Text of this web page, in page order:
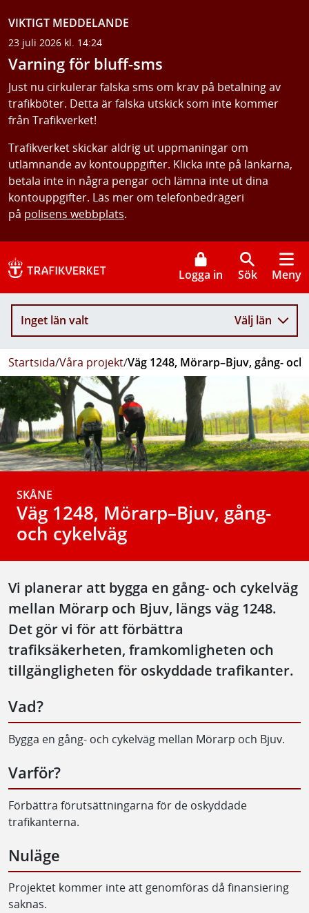
VIKTIGT MEDDELANDE
23 juli 2026 kl. 14:24
Varning för bluff-sms
Just nu cirkulerar falska sms om krav på betalning av
trafikböter. Detta är falska utskick som inte kommer
från Trafikverket!
Trafikverket skickar aldrig ut uppmaningar om
utlämnande av kontouppgifter. Klicka inte på länkarna,
betala inte in några pengar och lämna inte ut dina
kontouppgifter. Läs mer om telefonbedrägeri
på polisens webbplats.
Logga in Sök Meny
Inget län valt Välj län
Startsida/Våra projekt/Väg 1248, Mörarp–Bjuv, gång-
SKÅNE
Väg 1248, Mörarp–Bjuv, gång-
och cykelväg
Vi planerar att bygga en gång- och cykelväg
mellan Mörarp och Bjuv, längs väg 1248.
Det gör vi för att förbättra
trafiksäkerheten, framkomligheten och
tillgängligheten för oskyddade trafikanter.
Vad?
Bygga en gång- och cykelväg mellan Mörarp och Bjuv.
Varför?
Förbättra förutsättningarna för de oskyddade
trafikanterna.
Nuläge
Projektet kommer inte att genomföras då finansiering
saknas.